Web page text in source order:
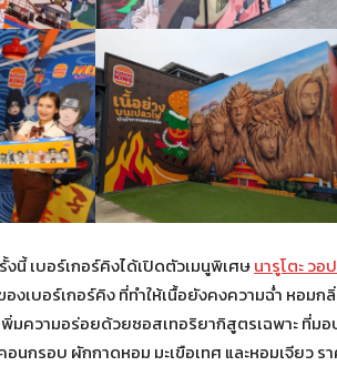
นี้ เบอร์เกอร์คิงได้เปิดตัวเมนูพิเศษนารูโตะ วอ
องเบอร์เกอร์คิง ที่ทำให้เนื้อยังคงความฉ่ำ หอม
พิ่มความอร่อยด้วยซอสเทอริยากิสูตรเฉพาะ ที่ม
นกรอบ ผักกาดหอม มะเขือเทศ และหอมเจียว